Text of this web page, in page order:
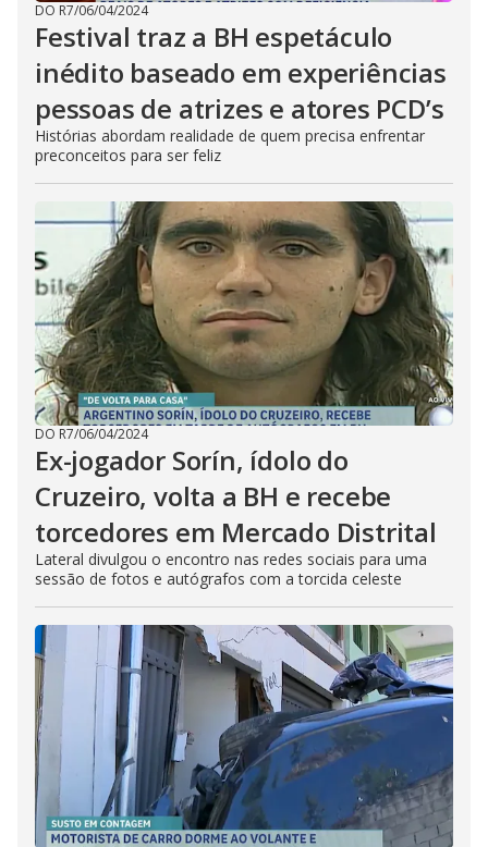
DO R7/06/04/2024
Festival traz a BH espetáculo
inédito baseado em experiências
pessoas de atrizes e atores PCD’s
Histórias abordam realidade de quem precisa enfrentar
preconceitos para ser feliz
DO R7/06/04/2024
Ex-jogador Sorín, ídolo do
Cruzeiro, volta a BH e recebe
torcedores em Mercado Distrital
Lateral divulgou o encontro nas redes sociais para uma
sessão de fotos e autógrafos com a torcida celeste